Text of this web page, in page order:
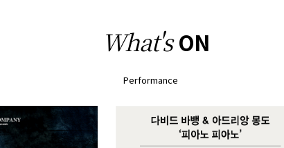
What's ON
Performance